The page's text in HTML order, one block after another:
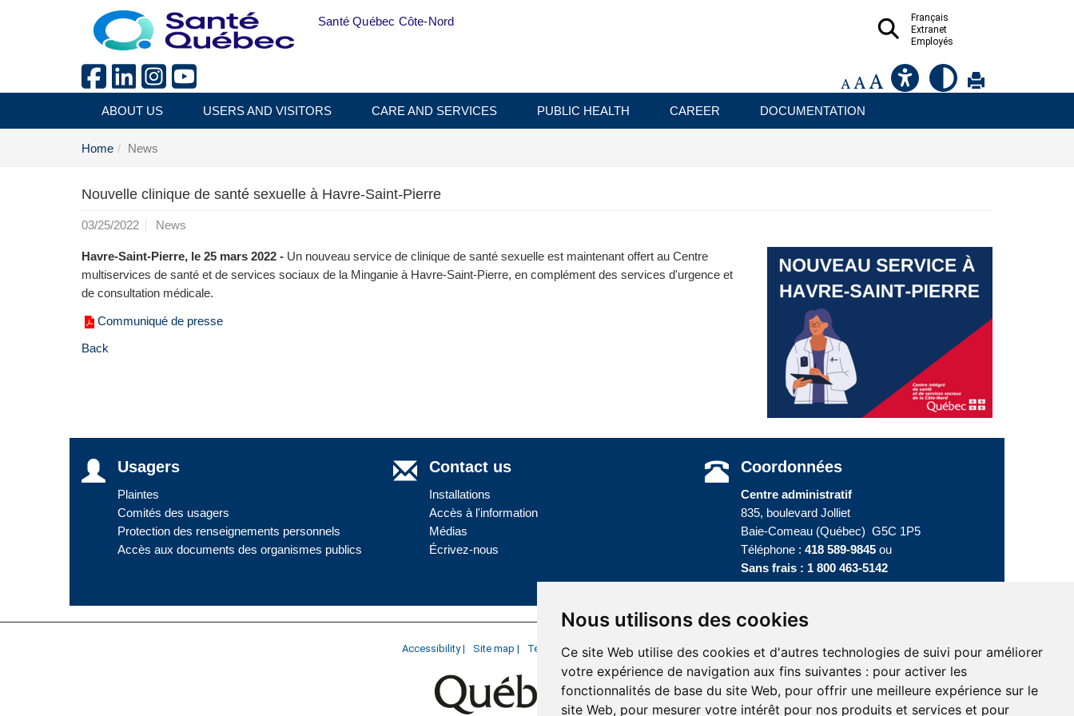
Nous utilisons des cookies
Ce site Web utilise des cookies et d'autres technologies de suivi pour améliorer
votre expérience de navigation aux fins suivantes : pour activer les
fonctionnalités de base du site Web, pour offrir une meilleure expérience sur le
site Web, pour mesurer votre intérêt pour nos produits et services et pour
Français
Extranet
Employés
Santé Québec Côte-Nord
ABOUT US USERS AND VISITORS CARE AND SERVICES PUBLIC HEALTH CAREER DOCUMENTATION
Home News
Nouvelle clinique de santé sexuelle à Havre-Saint-Pierre
03/25/2022 News
Havre-Saint-Pierre, le 25 mars 2022 - Un nouveau service de clinique de santé sexuelle est maintenant offert au Centre
multiservices de santé et de services sociaux de la Minganie à Havre-Saint-Pierre, en complément des services d'urgence et
de consultation médicale.
Communiqué de presse
Back
Usagers
Plaintes
Comités des usagers
Protection des renseignements personnels
Accès aux documents des organismes publics
Contact us
Installations
Accès à l'information
Médias
Écrivez-nous
Coordonnées
Centre administratif
835, boulevard Jolliet
Baie-Comeau (Québec) G5C 1P5
Téléphone : 418 589-9845 ou
Sans frais : 1 800 463-5142
Accessibility | Site map | Terms of Use | Website development